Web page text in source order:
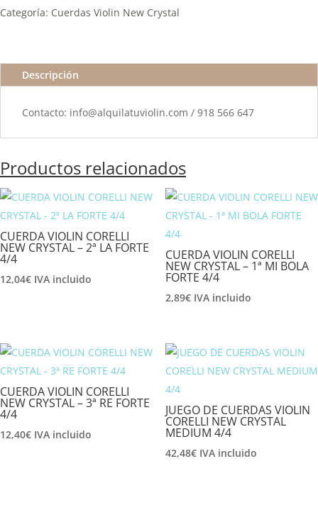
Categoría: Cuerdas Violin New Crystal
Descripción
Contacto: info@alquilatuviolin.com / 918 566 647
Productos relacionados
CUERDA VIOLIN CORELLI
NEW CRYSTAL – 2ª LA FORTE
4/4
12,04€ IVA incluido
CUERDA VIOLIN CORELLI
NEW CRYSTAL – 1ª MI BOLA
FORTE 4/4
2,89€ IVA incluido
CUERDA VIOLIN CORELLI
NEW CRYSTAL – 3ª RE FORTE
4/4
12,40€ IVA incluido
JUEGO DE CUERDAS VIOLIN
CORELLI NEW CRYSTAL
MEDIUM 4/4
42,48€ IVA incluido